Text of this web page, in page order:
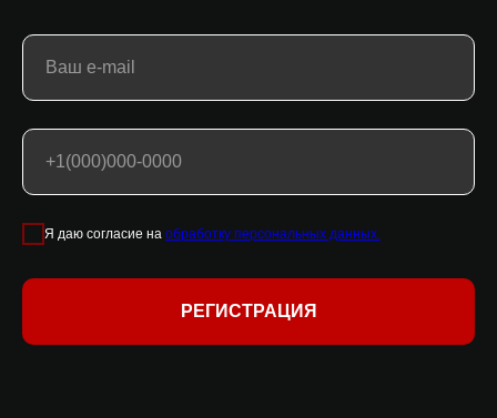
Я даю согласие на обработку персональных данных.
РЕГИСТРАЦИЯ